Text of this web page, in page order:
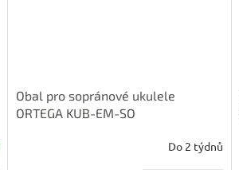
Obal pro sopránové ukulele
ORTEGA KUB-EM-SO
Do 2 týdnů